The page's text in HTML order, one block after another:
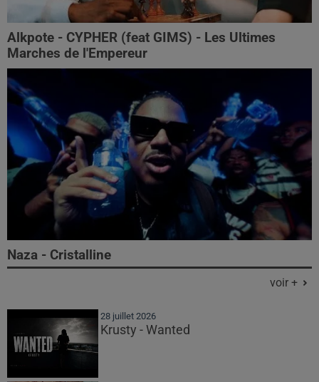
Alkpote - CYPHER (feat GIMS) - Les Ultimes
Marches de l'Empereur
Naza - Cristalline
voir +
28 juillet 2026
Krusty - Wanted